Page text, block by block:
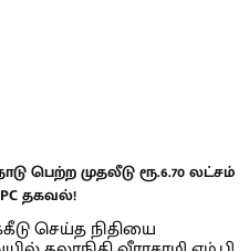
பெற்ற முதலீடு ரூ.6.70 லட்சம்
தகவல்!